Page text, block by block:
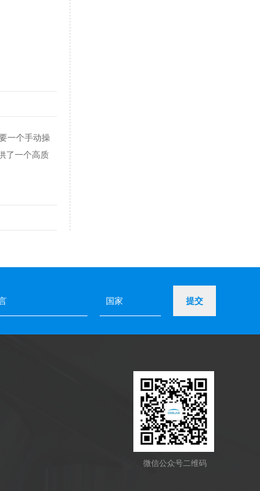
一个手动操
了一个高质
提交
微信公众号二维码